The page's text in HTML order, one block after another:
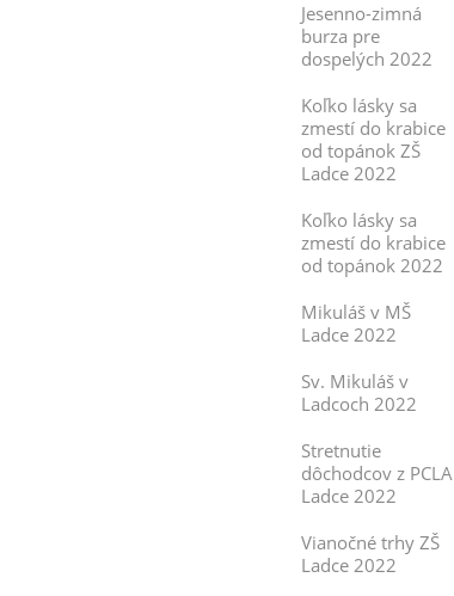
Jesenno-zimná
burza pre
dospelých 2022
Koľko lásky sa
zmestí do krabice
od topánok ZŠ
Ladce 2022
Koľko lásky sa
zmestí do krabice
od topánok 2022
Mikuláš v MŠ
Ladce 2022
Sv. Mikuláš v
Ladcoch 2022
Stretnutie
dôchodcov z PCLA
Ladce 2022
Vianočné trhy ZŠ
Ladce 2022